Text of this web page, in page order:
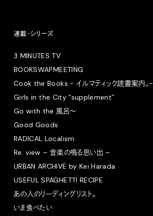
連載・シリーズ
3 MINUTES TV
BOOKSWAPMEETING
Cook the Books - イルマティック読書案内。-
Girls in the City “supplement”
Go with the 風呂〜
Good Goods
RADICAL Localism
Re: view – 音楽の鳴る思い出 –
URBAN ARCHIVE by Kei Harada
USEFUL SPAGHETTI RECIPE
あの人のリーディングリスト。
いま食べたい